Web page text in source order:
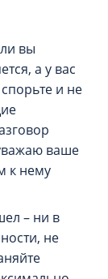
вы
а у вас
и не
ваше
к нему
– ни в
не